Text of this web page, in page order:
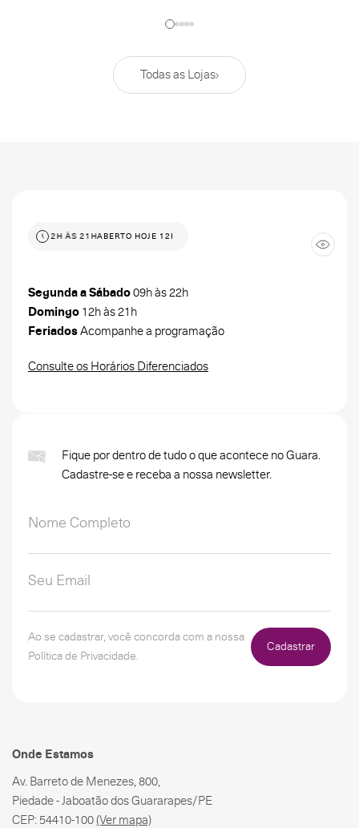
Todas as Lojas
HOJE 12H ÀS 21HABERTO HOJE 12H ÀS 21H
Segunda a Sábado09h às 22h
Domingo 12h às 21h
FeriadosAcompanhe a programação
Consulte os Horários Diferenciados
Fique por dentro de tudo o que acontece no Guara.
Cadastre-se e receba a nossa newsletter.
Ao se cadastrar, você concorda com a nossa
Política de Privacidade.
Cadastrar
Onde Estamos
Av. Barreto de Menezes, 800,
Piedade - Jaboatão dos Guararapes/PE
CEP: 54410-100(Ver mapa)